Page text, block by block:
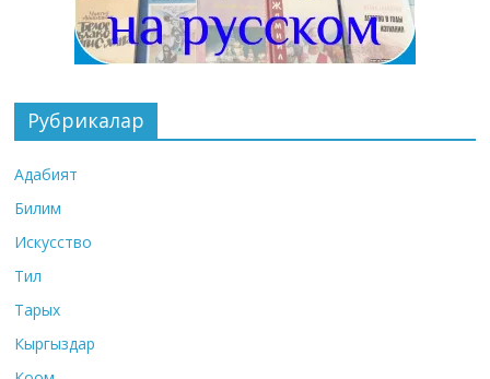
Рубрикалар
Адабият
Билим
Искусство
Тил
Тарых
Кыргыздар